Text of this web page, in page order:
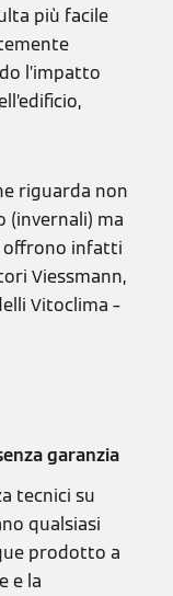
più facile
l’impatto
riguarda non
(invernali) ma
offrono infatti
Viessmann,
Vitoclima –
garanzia
tecnici su
qualsiasi
prodotto a
e la